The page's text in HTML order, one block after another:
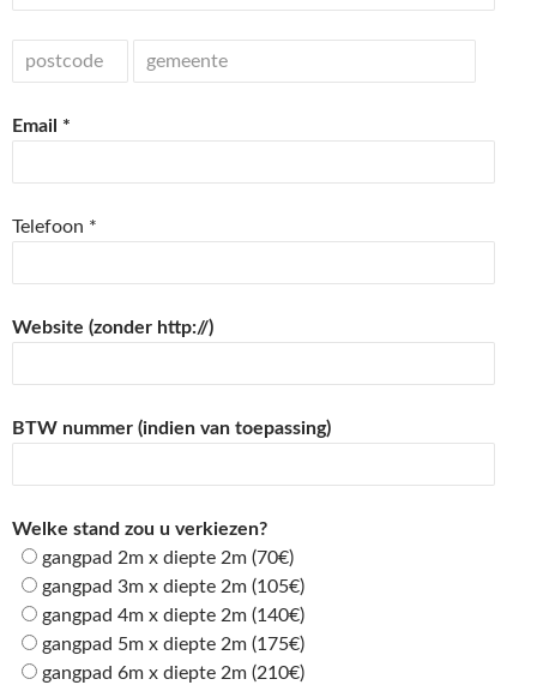
Email *
Telefoon *
Website (zonder http://)
BTW nummer (indien van toepassing)
Welke stand zou u verkiezen?
gangpad 2m x diepte 2m (70€)
gangpad 3m x diepte 2m (105€)
gangpad 4m x diepte 2m (140€)
gangpad 5m x diepte 2m (175€)
gangpad 6m x diepte 2m (210€)